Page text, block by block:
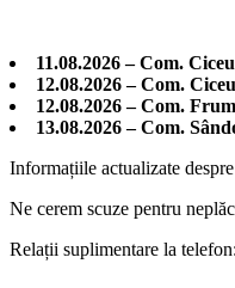
Tulgheş
11.08.2026 – Com. Ciceu
12.08.2026 – Com. Ciceu
12.08.2026 – Com.
13.08.2026 – Com.
Informațiile actualizate
Ne cerem scuze pentru
Relații suplimentare la tel